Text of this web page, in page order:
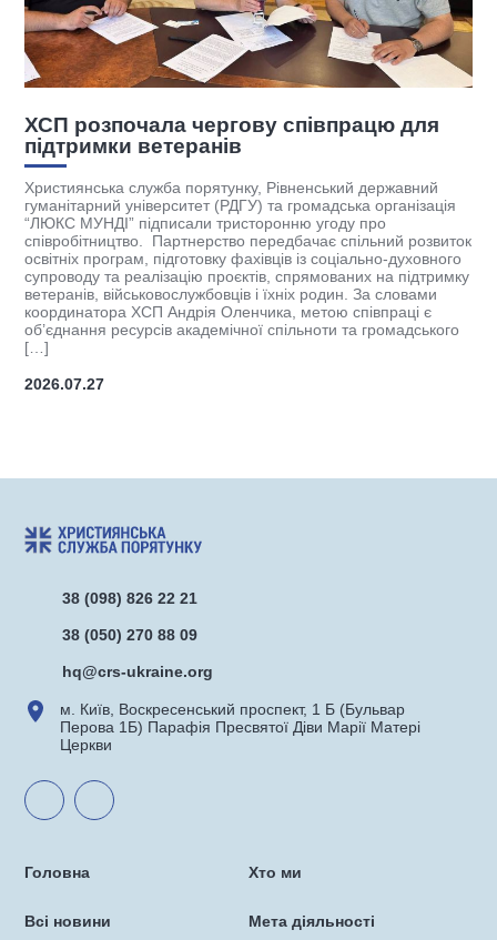
ХСП розпочала чергову співпрацю для
підтримки ветеранів
Християнська служба порятунку, Рівненський державний
гуманітарний університет (РДГУ) та громадська організація
“ЛЮКС МУНДІ” підписали тристоронню угоду про
співробітництво. Партнерство передбачає спільний розвиток
освітніх програм, підготовку фахівців із соціально-духовного
супроводу та реалізацію проєктів, спрямованих на підтримку
ветеранів, військовослужбовців і їхніх родин. За словами
координатора ХСП Андрія Оленчика, метою співпраці є
об’єднання ресурсів академічної спільноти та громадського
[…]
2026.07.27
38 (098) 826 22 21
38 (050) 270 88 09
hq@crs-ukraine.org
м. Київ, Воскресенський проспект, 1 Б (Бульвар
Перова 1Б) Парафія Пресвятої Діви Марії Матері
Церкви
Головна
Всі новини
Хто ми
Мета діяльності